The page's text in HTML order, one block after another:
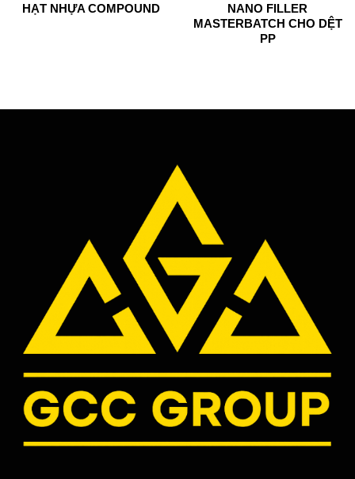
HẠT NHỰA COMPOUND
NANO FILLER
MASTERBATCH CHO DỆT
PP